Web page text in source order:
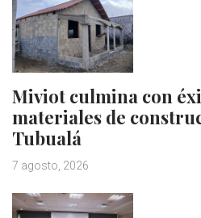
Miviot culmina con
materiales de
Tubualá
7 agosto, 2026